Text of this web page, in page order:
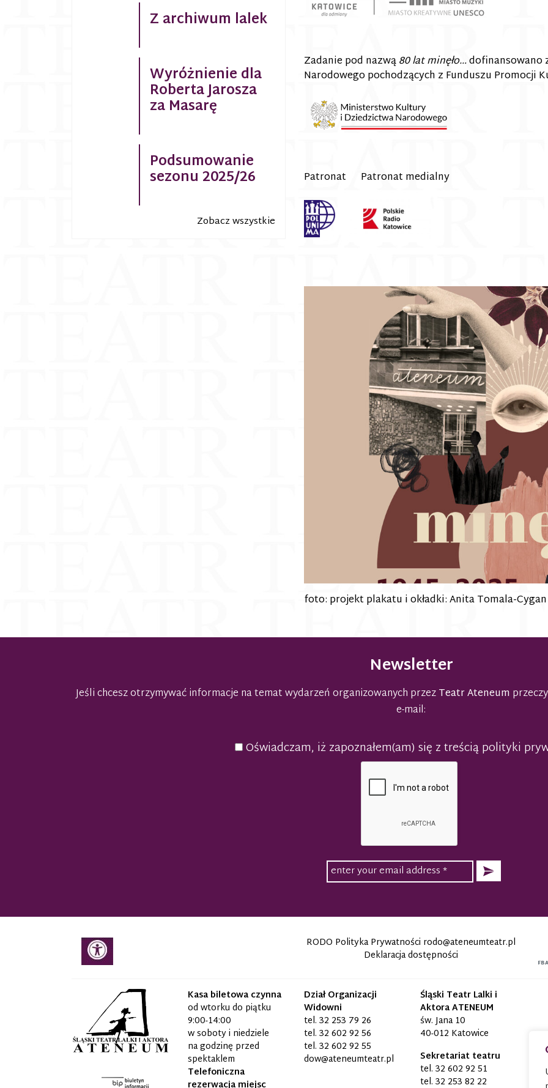
Zadanie pod nazwą80 lat minęło…dofinansowano
Narodowego pochodzących z Funduszu Promocji
Patronat Patronat medialny
foto: projekt plakatu i okładki: Anita Tomala-Cygan
Z archiwum lalek
Wyróżnienie dla
Roberta Jarosza
za Masarę
Podsumowanie
sezonu 2025/26
Zobacz wszystkie
Newsletter
Jeśli chcesz otrzymywać informacje na temat wydarzeń organizowanych przezTeatr Ateneum
e-mail:
Oświadczam, iż zapoznałem(am) się z treścią polityki
RODO Polityka Prywatności rodo@ateneumteatr.pl
Deklaracja dostępności
Kasa biletowa czynna
od wtorku do piątku
9:00-14:00
w soboty i niedziele
na godzinę przed
spektaklem
Telefoniczna
Dział Organizacji
Widowni
tel. 32 253 79 26
tel. 32 602 92 56
tel. 32 602 92 55
dow@ateneumteatr.pl
Śląski Teatr Lalki i
Aktora ATENEUM
św. Jana 10
40-012 Katowice
Sekretariat teatru
tel. 32 602 92 51
tel. 32 253 82 22